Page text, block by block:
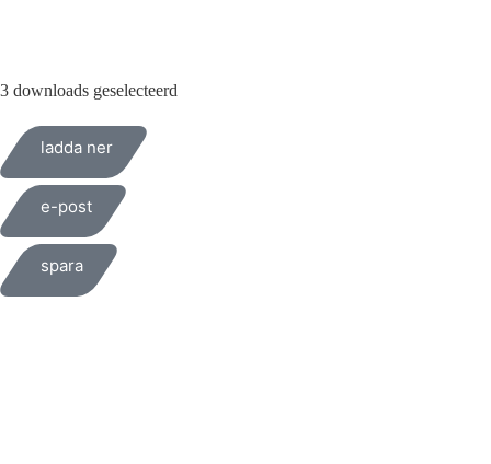
3 downloads geselecteerd
ladda ner
e-post
spara